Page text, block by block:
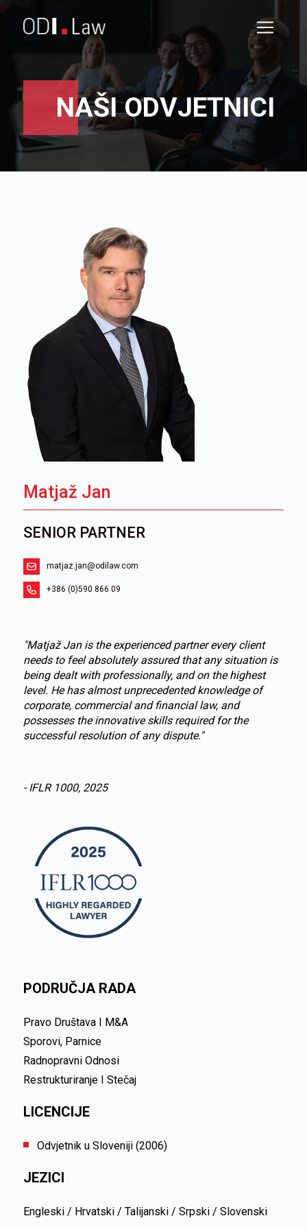
NAŠI ODVJETNICI
Matjaž Jan
SENIOR PARTNER
matjaz.jan@odilaw.com
+386 (0)590 866 09
"Matjaž Jan is the experienced partner every client
needs to feel absolutely assured that any situation is
being dealt with professionally, and on the highest
level. He has almost unprecedented knowledge of
corporate, commercial and financial law, and
possesses the innovative skills required for the
successful resolution of any dispute."
- IFLR 1000, 2025
is an
PODRUČJA RADA
Pravo Društava I M&A
Sporovi, Parnice
Radnopravni Odnosi
Restrukturiranje I Stečaj
LICENCIJE
Odvjetnik u Sloveniji (2006)
JEZICI
Engleski / Hrvatski / Talijanski / Srpski / Slovenski